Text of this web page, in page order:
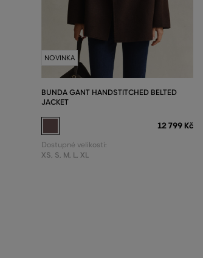
NOVINKA
BUNDA GANT HANDSTITCHED BELTED
JACKET
12 799 Kč
Dostupné velikosti:
XS, S, M, L, XL